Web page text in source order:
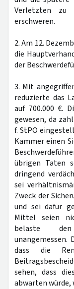
Verletzten zu
erschweren.
2. Am 12.
die
der
3. Mit
reduzierte das
auf 700.000 €.
gewesen, da
f. StPO
Kammer einen
übrigen Taten
dringend
sei
Zweck der
und sei dafür
Mittel seien
belaste
unangemessen.
dass die
sehen, dass
abwarten würde,